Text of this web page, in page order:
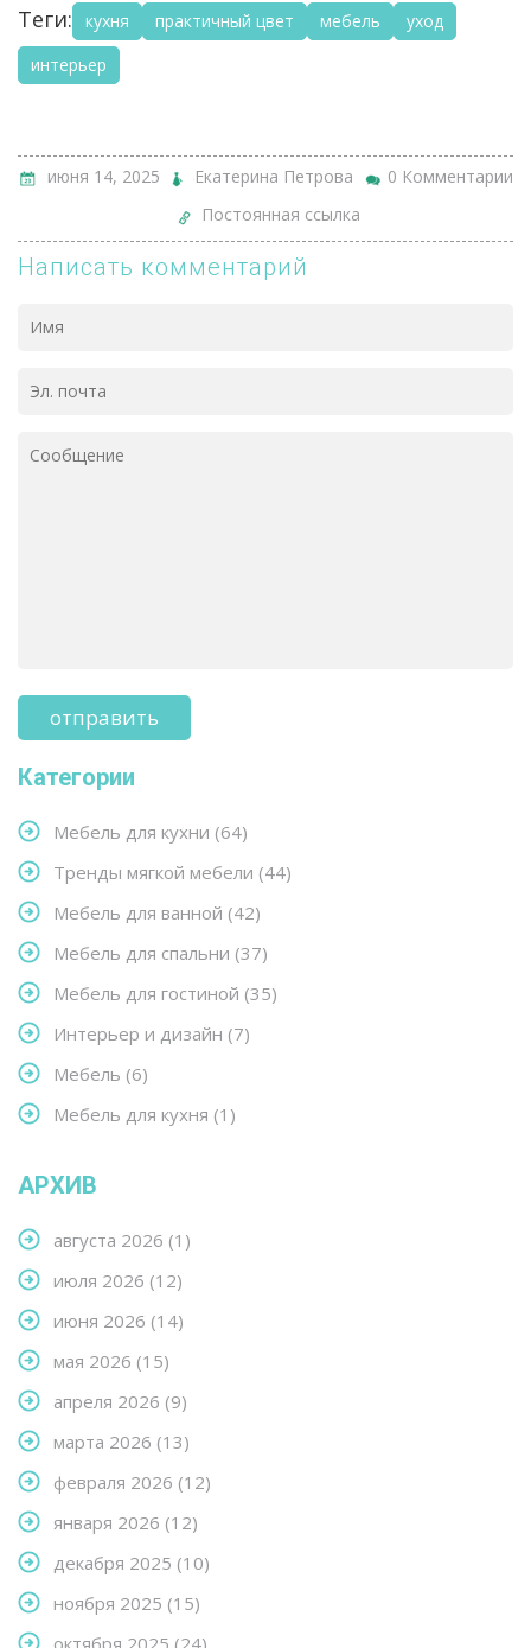
Теги: кухня практичный цвет мебель
уход
интерьер
июня 14, 2025 Екатерина Петрова
0 Комментарии
Постоянная ссылка
Написать комментарий
Категории
Мебель для кухни (64)
Тренды мягкой мебели (44)
Мебель для ванной (42)
Мебель для спальни (37)
Мебель для гостиной (35)
Интерьер и дизайн (7)
Мебель (6)
Мебель для кухня (1)
АРХИВ
августа 2026 (1)
июля 2026 (12)
июня 2026 (14)
мая 2026 (15)
апреля 2026 (9)
марта 2026 (13)
февраля 2026 (12)
января 2026 (12)
декабря 2025 (10)
ноября 2025 (15)